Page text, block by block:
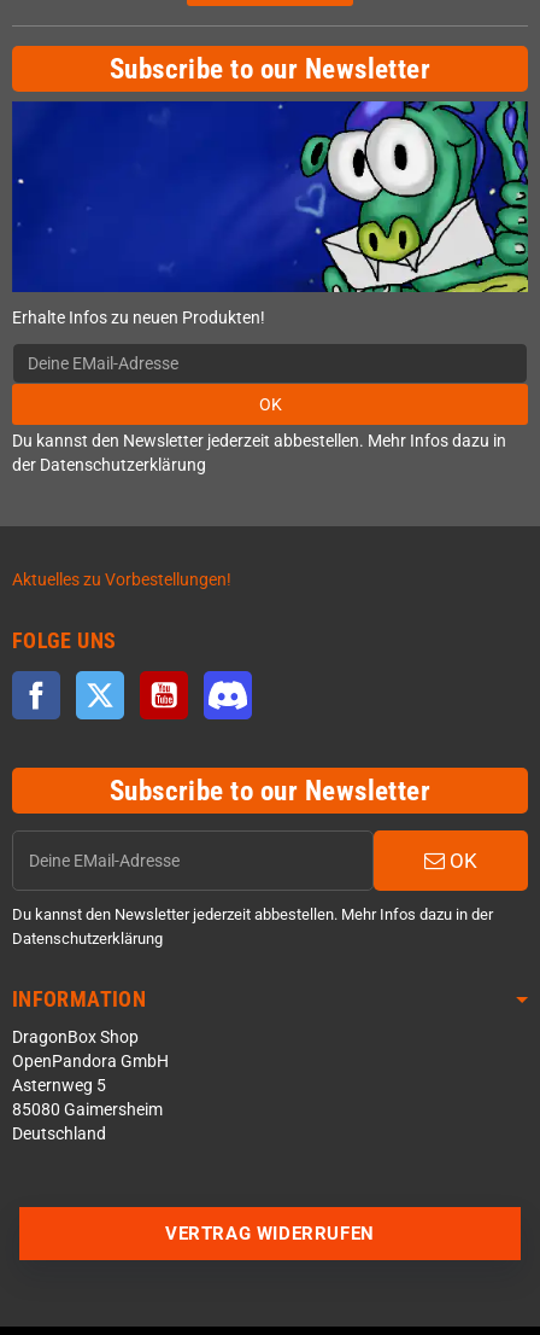
Subscribe to our Newsletter
Erhalte Infos zu neuen Produkten!
OK
Du kannst den Newsletter jederzeit abbestellen. Mehr Infos dazu in
der Datenschutzerklärung
Aktuelles zu Vorbestellungen!
FOLGE UNS
Facebook Twitter YouTube
Subscribe to our Newsletter
OK
Du kannst den Newsletter jederzeit abbestellen. Mehr Infos dazu in der
Datenschutzerklärung
INFORMATION
DragonBox Shop
OpenPandora GmbH
Asternweg 5
85080 Gaimersheim
Deutschland
VERTRAG WIDERRUFEN